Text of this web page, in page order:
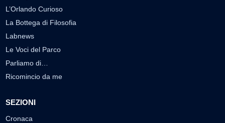
L’Orlando Curioso
La Bottega di Filosofia
Labnews
Le Voci del Parco
Parliamo di…
Ricomincio da me
SEZIONI
Cronaca